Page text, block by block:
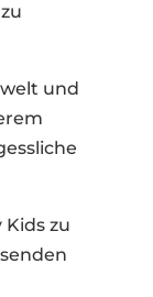
und
Kids zu